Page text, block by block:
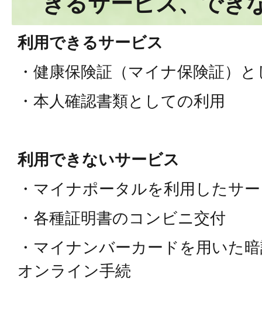
利用できるサービス
・健康保険証（マイナ保険証）
・本人確認書類としての利用
利用できないサービス
・マイナポータルを利用したサ
・各種証明書のコンビニ交付
・マイナンバーカードを用いた
オンライン手続